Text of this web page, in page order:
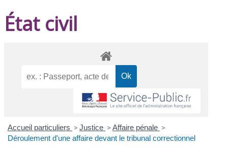
État civil
Accueil particuliers > Justice > Affaire pénale >
Déroulement d'une affaire devant le tribunal correctionnel